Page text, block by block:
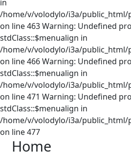
in
/home/v/volodylo/i3a/
on line 463 Warning: Undefined
stdClass::$menualign in
/home/v/volodylo/i3a/
on line 466 Warning: Undefined
stdClass::$menualign in
/home/v/volodylo/i3a/
on line 471 Warning: Undefined
stdClass::$menualign in
/home/v/volodylo/i3a/
on line 477
Home